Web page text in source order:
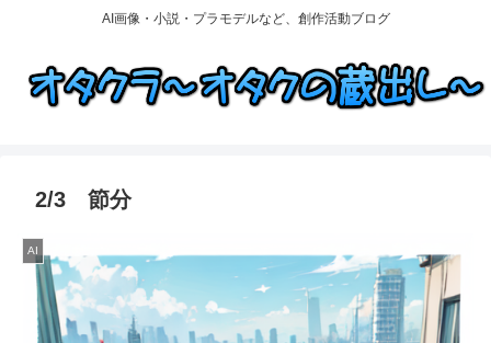
AI画像・小説・プラモデルなど、創作活動ブログ
2/3 節分
AI